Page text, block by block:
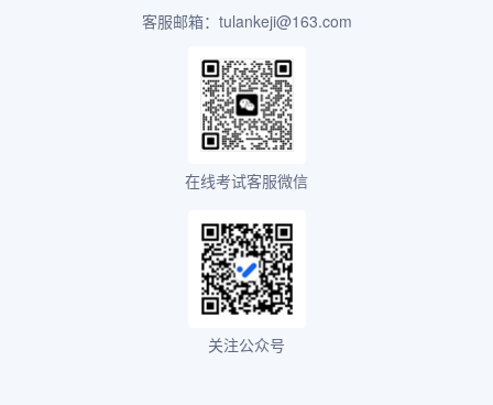
客服邮箱：tulankeji@163.com
在线考试客服微信
关注公众号